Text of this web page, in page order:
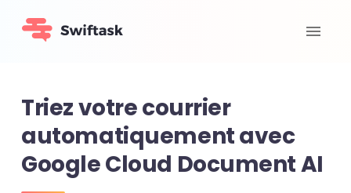
Triez votre courrier
automatiquement avec
Google Cloud Document AI